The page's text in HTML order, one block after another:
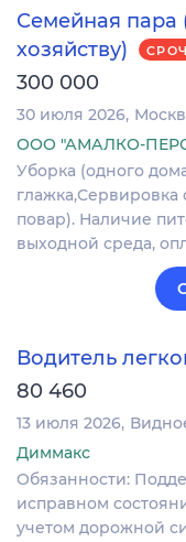
Семейная
хозяйству)
300 000
30 июля 2026
ООО "АМАЛКО-
Уборка (одного
глажка,Сервировка
повар). Наличие
выходной среда,
Водитель
80 460
13 июля 2026
Диммакс
Обязанности:
исправном
учетом дорожной